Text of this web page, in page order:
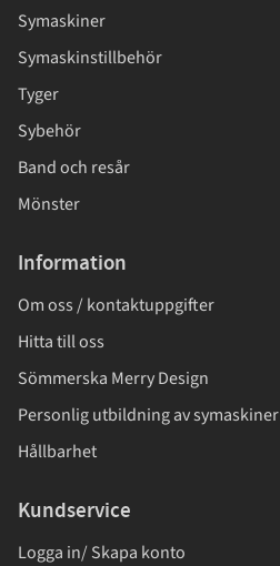
Symaskiner
Symaskinstillbehör
Tyger
Sybehör
Band och resår
Mönster
Information
Om oss / kontaktuppgifter
Hitta till oss
Sömmerska Merry Design
Personlig utbildning av symaskiner
Hållbarhet
Kundservice
Logga in/ Skapa konto